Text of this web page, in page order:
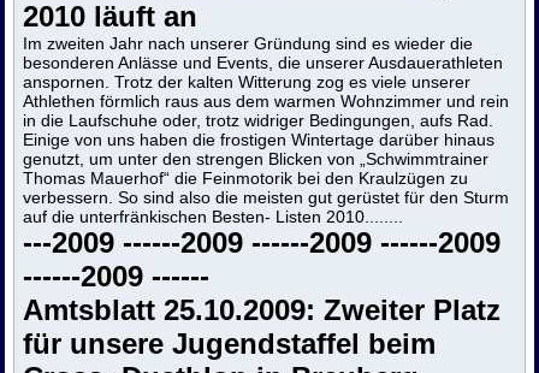
2010 läuft an
Im zweiten Jahr nach unserer Gründung sind es wieder die
besonderen Anlässe und Events, die unserer Ausdauerathleten
anspornen. Trotz der kalten Witterung zog es viele unserer
Athlethen förmlich raus aus dem warmen Wohnzimmer und rein
in die Laufschuhe oder, trotz widriger Bedingungen, aufs Rad.
Einige von uns haben die frostigen Wintertage darüber hinaus
genutzt, um unter den strengen Blicken von „Schwimmtrainer
Thomas Mauerhof“ die Feinmotorik bei den Kraulzügen zu
verbessern. So sind also die meisten gut gerüstet für den Sturm
auf die unterfränkischen Besten- Listen 2010........
---2009 ------2009 ------2009 ------2009
------2009 ------
Amtsblatt 25.10.2009: Zweiter Platz
für unsere Jugendstaffel beim